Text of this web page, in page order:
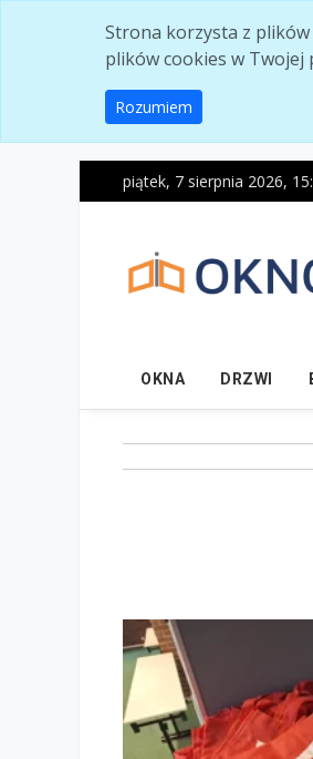
Strona korzysta z
plików cookies w Twojej
Rozumiem
piątek, 7 sierpnia 2026,
OKNA DRZWI